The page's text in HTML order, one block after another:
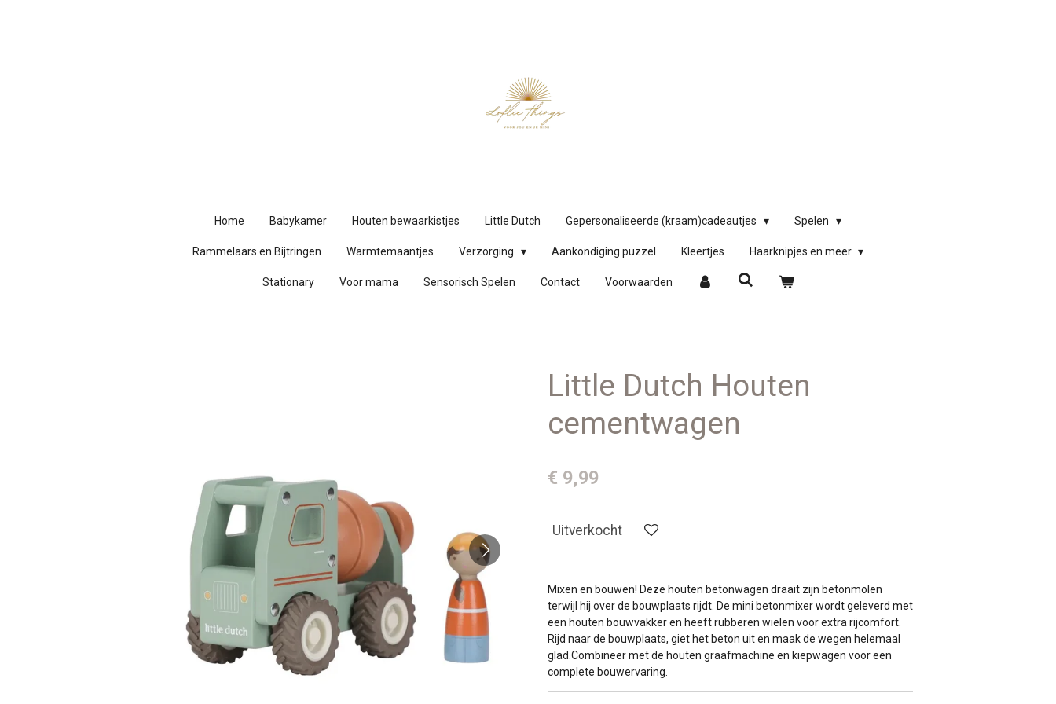
Home Babykamer Houten bewaarkistjes Little Dutch Gepersonaliseerde (kraam)cadeautjes Spelen
Rammelaars en Bijtringen Warmtemaantjes Verzorging Aankondiging puzzel Kleertjes Haarknipjes en meer
Stationary Voor mama Sensorisch Spelen Contact Voorwaarden
Little Dutch Houten
cementwagen
€ 9,99
Uitverkocht
Mixen en bouwen! Deze houten betonwagen draait zijn betonmolen
terwijl hij over de bouwplaats rijdt. De mini betonmixer wordt geleverd met
een houten bouwvakker en heeft rubberen wielen voor extra rijcomfort.
Rijd naar de bouwplaats, giet het beton uit en maak de wegen helemaal
glad.Combineer met de houten graafmachine en kiepwagen voor een
complete bouwervaring.